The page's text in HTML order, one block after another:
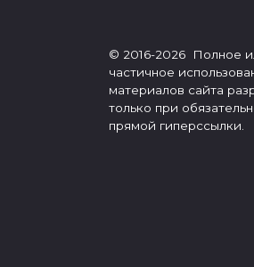
© 2016-2026 Полное
частичное
материалов сайта
только при
прямой гиперссылки.